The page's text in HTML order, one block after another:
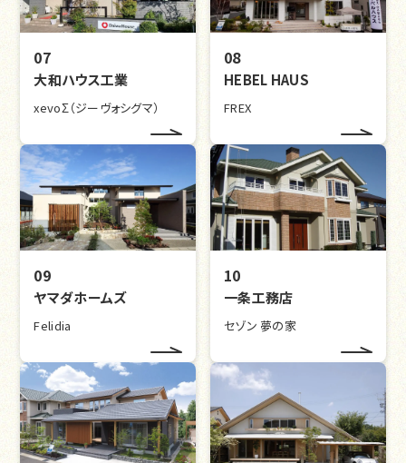
07
大和ハウス工業
xevoΣ（ジーヴォシグマ）
08
HEBEL HAUS
FREX
09
ヤマダホームズ
Felidia
10
一条工務店
セゾン 夢の家